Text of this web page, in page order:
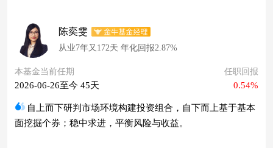
陈奕雯
从业7年又172天 年化回报2.87%
本基金当前任期
2026-06-26至今 45天
任职回报
0.54%
自上而下研判市场环境构建投资组合，自下而上基于基本
面挖掘个券；稳中求进，平衡风险与收益。